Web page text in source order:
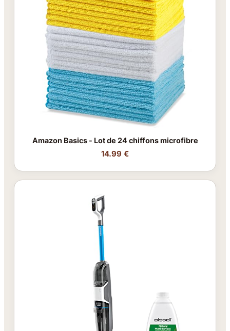
Amazon Basics - Lot de 24 chiffons microfibre
14.99 €